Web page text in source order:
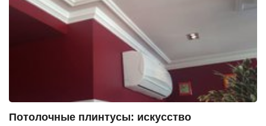
Потолочные плинтусы: искусство